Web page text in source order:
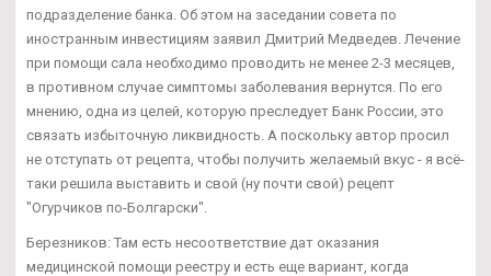
подразделение банка. Об этом на заседании совета по
иностранным инвестициям заявил Дмитрий Медведев. Лечение
при помощи сала необходимо проводить не менее 2-3 месяцев,
в противном случае симптомы заболевания вернутся. По его
мнению, одна из целей, которую преследует Банк России, это
связать избыточную ликвидность. А поскольку автор просил
не отступать от рецепта, чтобы получить желаемый вкус - я всё-
таки решила выставить и свой (ну почти свой) рецепт
"Огурчиков по-Болгарски".
Березников: Там есть несоответствие дат оказания
медицинской помощи реестру и есть еще вариант, когда